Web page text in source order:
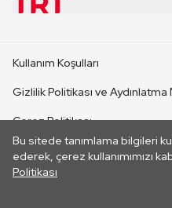
Bu sitede tanımlama bilgileri
ederek, çerez kullanımımızı
Politikası
CANLI YAYINLAR
Kullanım Koşulları
Gizlilik Politikası ve Aydınlatma
Çerez Politikası
İletişim
Her hakkı saklıdır. ©2026